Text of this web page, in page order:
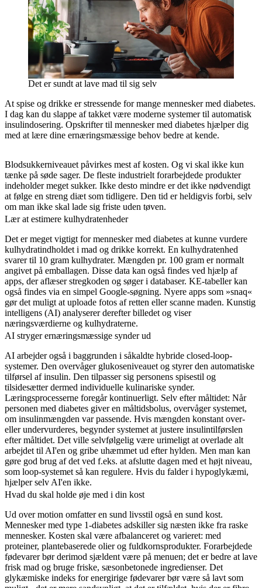
Det er sundt at lave mad til sig selv
At spise og drikke er stressende for mange mennesker med diabetes.
I dag kan du slappe af takket være moderne systemer til automatisk
insulindosering. Opskrifter til mennesker med diabetes hjælper dig
med at lære dine ernæringsmæssige behov bedre at kende.
Blodsukkerniveauet påvirkes mest af kosten. Og vi skal ikke kun
tænke på søde sager. De fleste industrielt forarbejdede produkter
indeholder meget sukker. Ikke desto mindre er det ikke nødvendigt
at følge en streng diæt som tidligere. Den tid er heldigvis forbi, selv
om man ikke skal lade sig friste uden tøven.
Lær at estimere kulhydratenheder
Det er meget vigtigt for mennesker med diabetes at kunne vurdere
kulhydratindholdet i mad og drikke korrekt. En kulhydratenhed
svarer til 10 gram kulhydrater. Mængden pr. 100 gram er normalt
angivet på emballagen. Disse data kan også findes ved hjælp af
apps, der aflæser stregkoden og søger i databaser. KE-tabeller kan
også findes via en simpel Google-søgning. Nyere apps som »snaq«
gør det muligt at uploade fotos af retten eller scanne maden. Kunstig
intelligens (AI) analyserer derefter billedet og viser
næringsværdierne og kulhydraterne.
AI stryger ernæringsmæssige synder ud
AI arbejder også i baggrunden i såkaldte hybride closed-loop-
systemer. Den overvåger glukoseniveauet og styrer den automatiske
tilførsel af insulin. Den tilpasser sig personens spisestil og
tilsidesætter dermed individuelle kulinariske synder.
Læringsprocesserne foregår kontinuerligt. Selv efter måltidet: Når
personen med diabetes giver en måltidsbolus, overvåger systemet,
om insulinmængden var passende. Hvis mængden konstant over-
eller undervurderes, begynder systemet at justere insulintilførslen
efter måltidet. Det ville selvfølgelig være urimeligt at overlade alt
arbejdet til AI'en og gribe uhæmmet ud efter hylden. Men man kan
gøre god brug af det ved f.eks. at afslutte dagen med et højt niveau,
som loop-systemet så kan regulere. Hvis du falder i hypoglykæmi,
hjælper selv AI'en ikke.
Hvad du skal holde øje med i din kost
Ud over motion omfatter en sund livsstil også en sund kost.
Mennesker med type 1-diabetes adskiller sig næsten ikke fra raske
mennesker. Kosten skal være afbalanceret og varieret: med
proteiner, plantebaserede olier og fuldkornsprodukter. Forarbejdede
fødevarer bør derimod sjældent være på menuen; det er bedre at lave
frisk mad og bruge friske, sæsonbetonede ingredienser. Det
glykæmiske indeks for energirige fødevarer bør være så lavt som